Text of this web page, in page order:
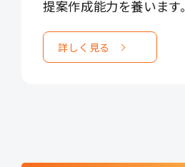
提案作成能力を養います。
詳しく見る